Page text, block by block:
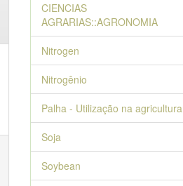
CIENCIAS
AGRARIAS::AGRONOMIA
Nitrogen
Nitrogênio
Palha - Utilização na agricultura
Soja
Soybean